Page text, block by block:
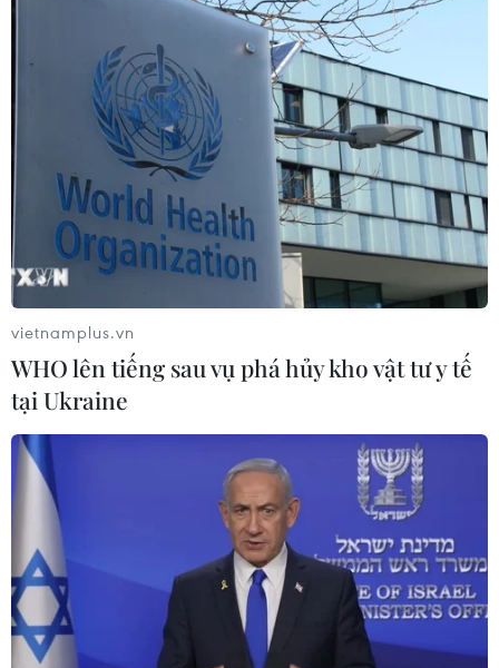
vietnamplus.vn
WHO lên tiếng sau vụ phá hủy kho vật tư y tế
tại Ukraine